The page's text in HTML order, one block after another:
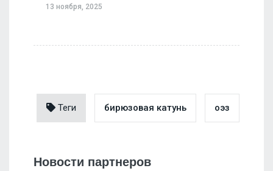
13 ноября, 2025
Теги бирюзовая катунь оэз
Новости партнеров